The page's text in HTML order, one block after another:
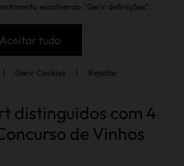
com 4 medalhas no
2025
distinguidos com 4
de Vinhos
escolhendo "Gerir definições".
Aceitar tudo
Gerir Cookies Rejeitar